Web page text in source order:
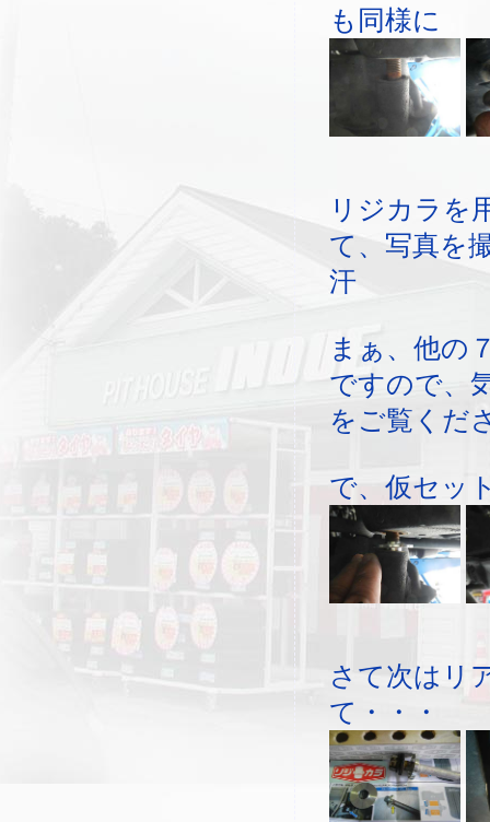
も同様に
リジカラを
て、写真を
汗
まぁ、他の
ですので、
をご覧くだ
で、仮セッ
さて次はリ
て・・・